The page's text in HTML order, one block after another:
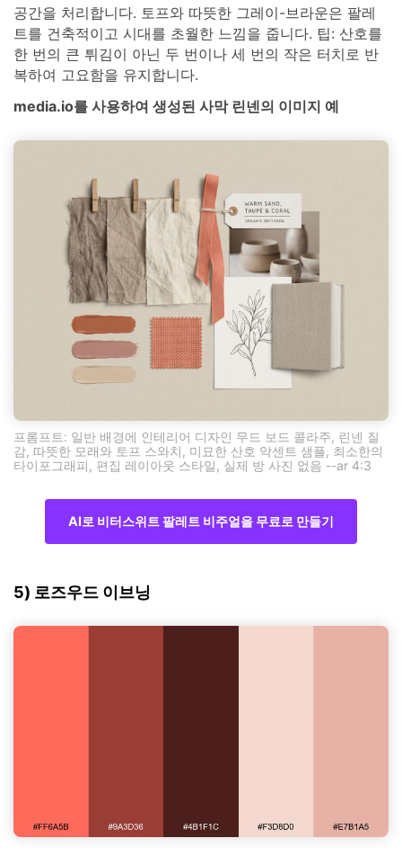
공간을 처리합니다. 토프와 따뜻한 그레이-브라운은 팔레
트를 건축적이고 시대를 초월한 느낌을 줍니다. 팁: 산호를
한 번의 큰 튀김이 아닌 두 번이나 세 번의 작은 터치로 반
복하여 고요함을 유지합니다.
media.io를 사용하여 생성된 사막 린넨의 이미지 예
프롬프트: 일반 배경에 인테리어 디자인 무드 보드 콜라주, 린넨 질
감, 따뜻한 모래와 토프 스와치, 미묘한 산호 악센트 샘플, 최소한의
타이포그래피, 편집 레이아웃 스타일, 실제 방 사진 없음 --ar 4:3
AI로 비터스위트 팔레트 비주얼을 무료로 만들기
5) 로즈우드 이브닝